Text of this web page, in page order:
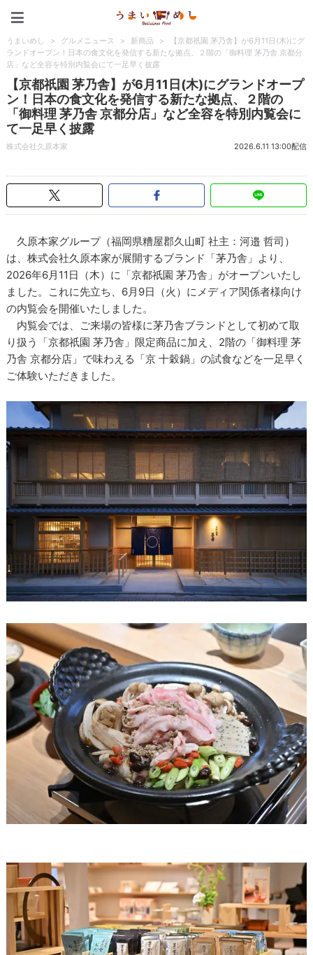
うまいめし > グルメニュース > 新商品 >
【京都祇園 茅乃舎】が6月11日(木)にグ
ランドオープン！日本の食文化を発信する新たな拠点、２階の「御料理 茅乃舎 京都分
店」など全容を特別内覧会にて一足早く披露
【京都祇園 茅乃舎】が6月11日(木)にグランドオープ
ン！日本の食文化を発信する新たな拠点、２階の
「御料理 茅乃舎 京都分店」など全容を特別内覧会に
て一足早く披露
株式会社久原本家 2026.6.11 13:00配信
久原本家グループ（福岡県糟屋郡久山町 社主：河邉 哲司）
は、株式会社久原本家が展開するブランド「茅乃舎」より、
2026年6月11日（木）に「京都祇園 茅乃舎」がオープンいたし
ました。これに先立ち、6月9日（火）にメディア関係者様向け
の内覧会を開催いたしました。
内覧会では、ご来場の皆様に茅乃舎ブランドとして初めて取
り扱う「京都祇園 茅乃舎」限定商品に加え、2階の「御料理 茅
乃舎 京都分店」で味わえる「京 十穀鍋」の試食などを一足早く
ご体験いただきました。